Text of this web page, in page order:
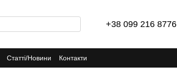
+38 099 216 8776
Статті/Новини Контакти